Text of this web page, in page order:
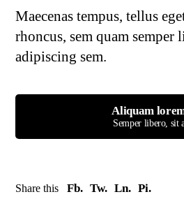
Maecenas tempus, tellus
rhoncus, sem quam semper
adipiscing sem.
Aliquam
Semper libero, sit
Share this Fb. Tw. Ln. Pi.